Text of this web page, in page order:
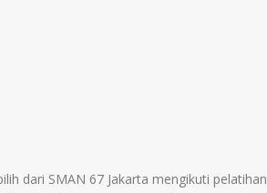
dari SMAN 67 Jakarta mengikuti pelatihan